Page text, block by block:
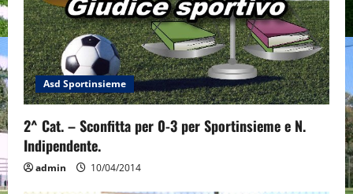
Asd Sportinsieme
2^ Cat. – Sconfitta per 0-3 per Sportinsieme e N.
Indipendente.
admin 10/04/2014